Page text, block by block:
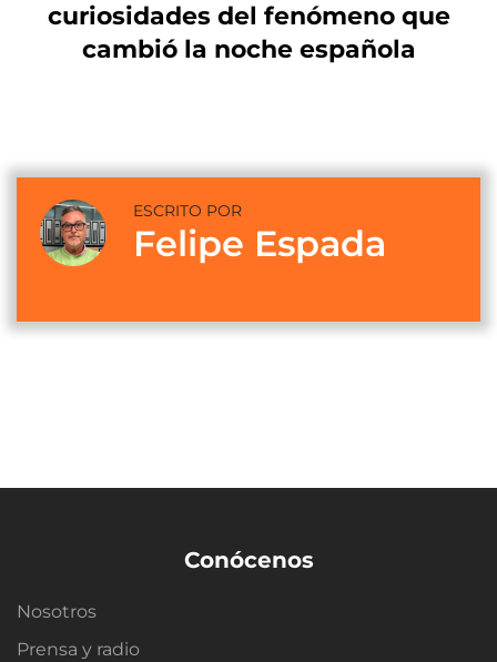
curiosidades del fenómeno que
cambió la noche española
ESCRITO POR
Felipe Espada
Conócenos
Nosotros
Prensa y radio